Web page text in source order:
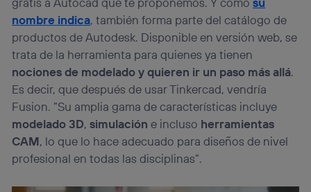
nombre indica, también forma parte del catálogo de
productos de Autodesk. Disponible en versión web, se
trata de la herramienta para quienes ya tienen
nociones de modelado y quieren ir un paso más allá.
Es decir, que después de usar Tinkercad, vendría
Fusion. ”Su amplia gama de características incluye
modelado 3D,simulación e incluso herramientas
CAM, lo que lo hace adecuado para diseños de nivel
profesional en todas las disciplinas”.